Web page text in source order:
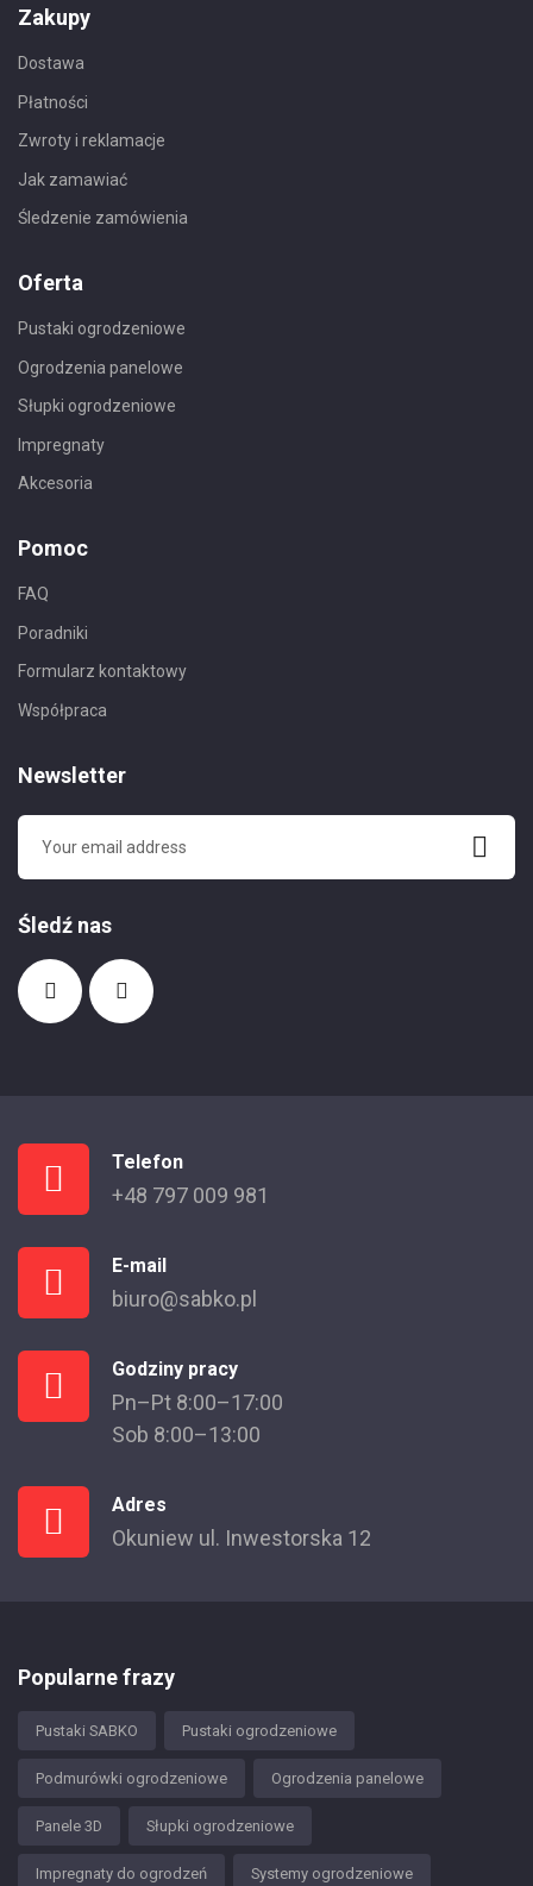
Zakupy
Dostawa
Płatności
Zwroty i reklamacje
Jak zamawiać
Śledzenie zamówienia
Oferta
Pustaki ogrodzeniowe
Ogrodzenia panelowe
Słupki ogrodzeniowe
Impregnaty
Akcesoria
Pomoc
FAQ
Poradniki
Formularz kontaktowy
Współpraca
Newsletter
Śledź nas
Telefon
+48 797 009 981
E-mail
biuro@sabko.pl
Godziny pracy
Pn–Pt 8:00–17:00
Sob 8:00–13:00
Adres
Okuniew ul. Inwestorska 12
Popularne frazy
Pustaki SABKO Pustaki ogrodzeniowe
Podmurówki ogrodzeniowe Ogrodzenia panelowe
Panele 3D Słupki ogrodzeniowe
Impregnaty do ogrodzeń Systemy ogrodzeniowe